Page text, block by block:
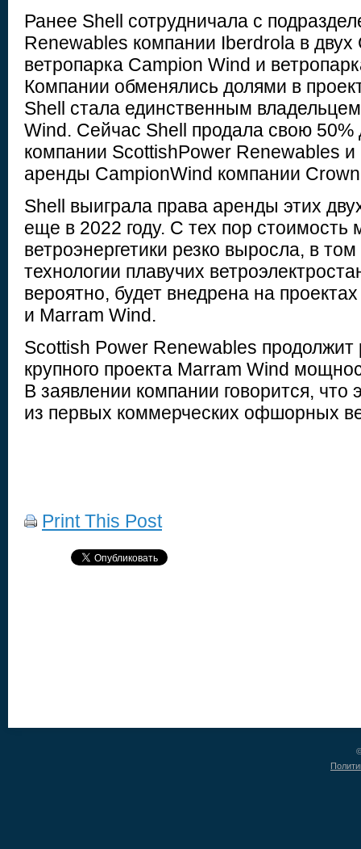
Ранее Shell сотрудничала с
Renewables компании Iberdrola в
ветропарка Campion Wind и
Компании обменялись долями в
Shell стала единственным
Wind. Сейчас Shell продала свою
компании ScottishPower Renewables и
аренды CampionWind компании
Shell выиграла права аренды этих
еще в 2022 году. С тех пор стоимость
ветроэнергетики резко выросла, в
технологии плавучих
вероятно, будет внедрена на
и Marram Wind.
Scottish Power Renewables продолжит
крупного проекта Marram Wind
В заявлении компании говорится, что
из первых коммерческих офшорных
Print This Post